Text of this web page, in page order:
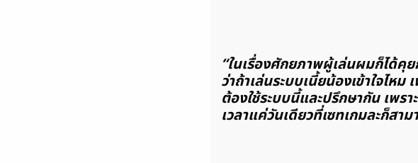
“ในเรื่องศักยภาพผู้เล่นผมก็ได้คุ
ว่าถ้าเล่นระบบเนี้ยน้องเข้าใจไหม
ต้องใช้ระบบนี้และปรึกษากัน เพร
เวลาแค่วันเดียวที่เซทเกมละก็สาม